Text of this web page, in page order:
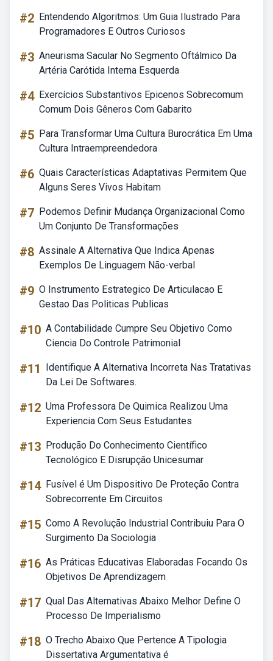
#2 Entendendo Algoritmos: Um Guia Ilustrado Para
Programadores E Outros Curiosos
#3 Aneurisma Sacular No Segmento Oftálmico Da
Artéria Carótida Interna Esquerda
#4 Exercícios Substantivos Epicenos Sobrecomum
Comum Dois Gêneros Com Gabarito
#5 Para Transformar Uma Cultura Burocrática Em Uma
Cultura Intraempreendedora
#6 Quais Características Adaptativas Permitem Que
Alguns Seres Vivos Habitam
#7 Podemos Definir Mudança Organizacional Como
Um Conjunto De Transformações
#8 Assinale A Alternativa Que Indica Apenas
Exemplos De Linguagem Não-verbal
#9 O Instrumento Estrategico De Articulacao E
Gestao Das Politicas Publicas
#10 A Contabilidade Cumpre Seu Objetivo Como
Ciencia Do Controle Patrimonial
#11
Identifique A Alternativa Incorreta Nas Tratativas
Da Lei De Softwares.
#12 Uma Professora De Quimica Realizou Uma
Experiencia Com Seus Estudantes
#13 Produção Do Conhecimento Científico
Tecnológico E Disrupção Unicesumar
#14 Fusível é Um Dispositivo De Proteção Contra
Sobrecorrente Em Circuitos
#15 Como A Revolução Industrial Contribuiu Para O
Surgimento Da Sociologia
#16 As Práticas Educativas Elaboradas Focando Os
Objetivos De Aprendizagem
#17 Qual Das Alternativas Abaixo Melhor Define O
Processo De Imperialismo
#18 O Trecho Abaixo Que Pertence A Tipologia
Dissertativa Argumentativa é